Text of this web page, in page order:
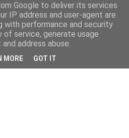
Google to deliver its services
IP address and user-agent are
with performance and security
service, generate usage
address abuse.
MORE GOT IT